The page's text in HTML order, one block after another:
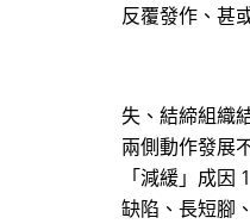
反覆發作、甚
失、結締組織
兩側動作發展
「減緩」成
缺陷、長短腳